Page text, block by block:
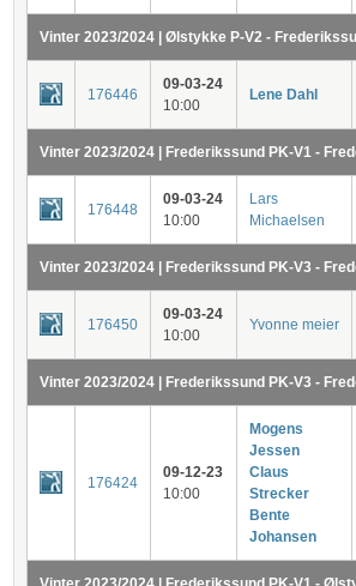
Vinter 2023/2024 | Ølstykke P-V2 -
176446
09-03-24
10:00
Lene Dahl
Vinter 2023/2024 | Frederikssund PK-V1 -
176448
09-03-24
10:00
Lars
Michaelsen
Vinter 2023/2024 | Frederikssund PK-V3 -
176450
09-03-24
10:00
Yvonne meier
Vinter 2023/2024 | Frederikssund PK-V3 -
176424
09-12-23
10:00
Mogens
Jessen
Claus
Strecker
Bente
Johansen